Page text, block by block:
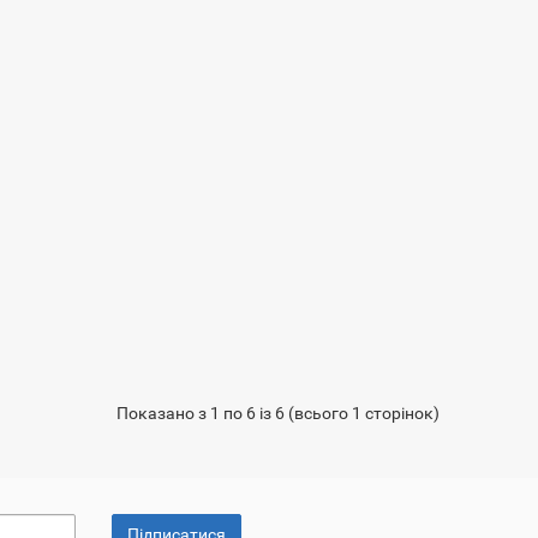
Показано з 1 по 6 із 6 (всього 1 сторінок)